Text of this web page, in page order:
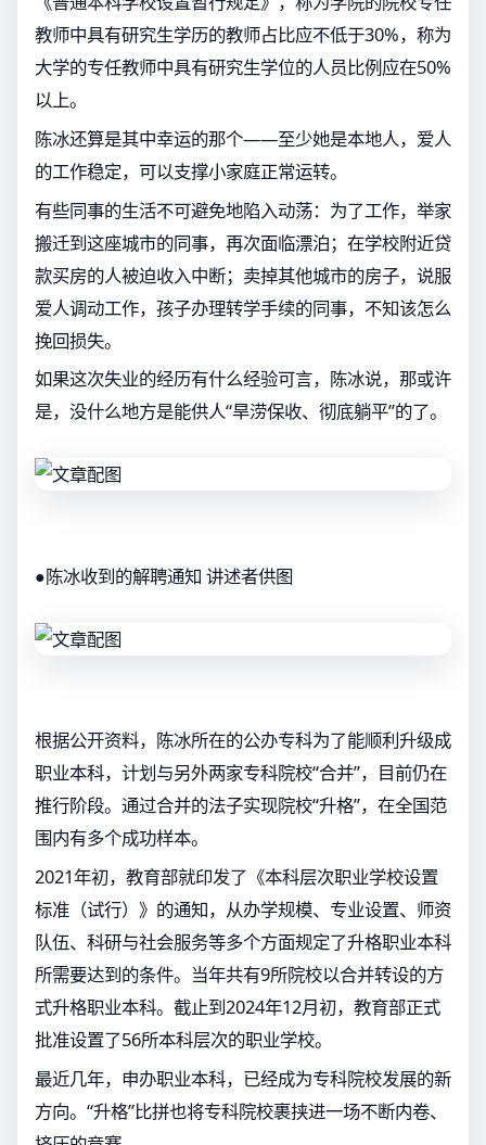
教师中具有研究生学历的教师占比应不低于30%，称为
大学的专任教师中具有研究生学位的人员比例应在50%
以上。
陈冰还算是其中幸运的那个——至少她是本地人，爱人
的工作稳定，可以支撑小家庭正常运转。
有些同事的生活不可避免地陷入动荡：为了工作，举家
搬迁到这座城市的同事，再次面临漂泊；在学校附近贷
款买房的人被迫收入中断；卖掉其他城市的房子，说服
爱人调动工作，孩子办理转学手续的同事，不知该怎么
挽回损失。
如果这次失业的经历有什么经验可言，陈冰说，那或许
是，没什么地方是能供人“旱涝保收、彻底躺平”的了。
●陈冰收到的解聘通知 讲述者供图
根据公开资料，陈冰所在的公办专科为了能顺利升级成
职业本科，计划与另外两家专科院校“合并”，目前仍在
推行阶段。通过合并的法子实现院校“升格”，在全国范
围内有多个成功样本。
2021年初，教育部就印发了《本科层次职业学校设置
标准（试行）》的通知，从办学规模、专业设置、师资
队伍、科研与社会服务等多个方面规定了升格职业本科
所需要达到的条件。当年共有9所院校以合并转设的方
式升格职业本科。截止到2024年12月初，教育部正式
批准设置了56所本科层次的职业学校。
最近几年，申办职业本科，已经成为专科院校发展的新
方向。“升格”比拼也将专科院校裹挟进一场不断内卷、